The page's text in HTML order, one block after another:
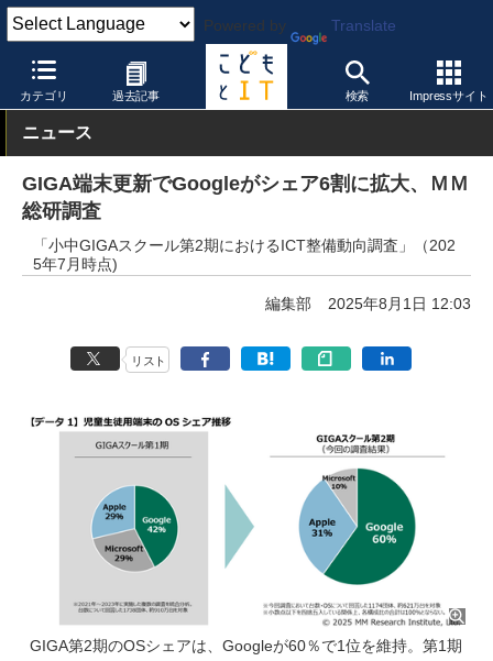
Powered by Translate
カテゴリ 過去記事 検索 Impressサイト
こどもとIT トピック 小中GIGA
ニュース
GIGA端末更新でGoogleがシェア6割に拡大、ＭＭ
総研調査
「小中GIGAスクール第2期におけるICT整備動向調査」（202
5年7月時点)
編集部 2025年8月1日 12:03
リスト
GIGA第2期のOSシェアは、Googleが60％で1位を維持。第1期